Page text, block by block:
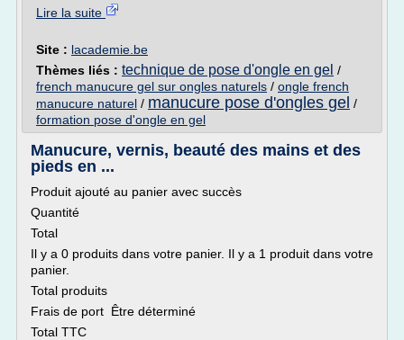
Lire la suite
Site : lacademie.be
Thèmes liés : technique de pose d'ongle en gel /
french manucure gel sur ongles naturels / ongle french
manucure naturel / manucure pose d'ongles gel /
formation pose d'ongle en gel
Manucure, vernis, beauté des mains et des
pieds en ...
Produit ajouté au panier avec succès
Quantité
Total
Il y a 0 produits dans votre panier. Il y a 1 produit dans votre
panier.
Total produits
Frais de port Être déterminé
Total TTC